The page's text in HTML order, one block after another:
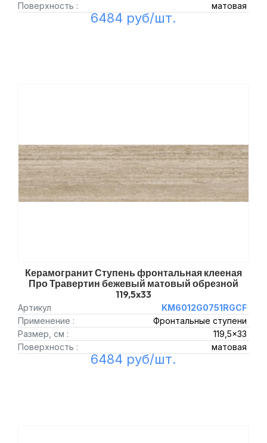
Поверхность :
матовая
6484 руб/шт.
Керамогранит Ступень фронтальная клееная
Про Травертин бежевый матовый обрезной
119,5x33
Артикул
KM6012G0751RGCF
Применение :
Фронтальные ступени
Размер, см :
119,5x33
Поверхность :
матовая
6484 руб/шт.